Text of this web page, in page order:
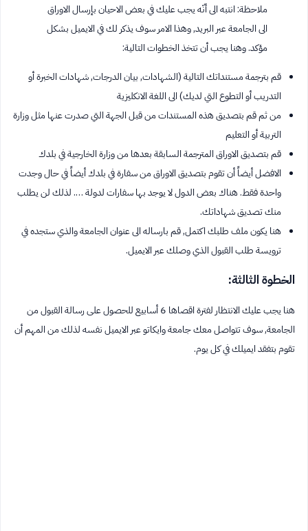
ملاحظة: انتبه الى أنّه يجب عليك في بعض الاحيان بإرسال الاوراق
الى الجامعة عبر البريد, وهذا الامر سوف يذكر لك في الايميل بشكل
مؤكد. وهنا يجب أن تتخذ الخطوات التالية:
قم بترجمة مستنداتك التالية (الشهادات, بيان الدرجات, شهادات الخبرة أو
التدريب أو التطوع التي لديك) الى اللغة الانكليزية
من ثم قم بتصديق هذه المستندات من قبل الجهة التي صدرت عنها مثل وزارة
التربية أو التعليم
قم بتصديق الاوراق المترجمة السابقة بعدها من وزارة الخارجية في بلدك
الافضل أيضاً أن تقوم بتصديق الاوراق من سفارة في بلدك أيضاً في حال وجدت
واحدة فقط. هناك بعض الدول لا يوجد بها سفارات لدولة …. لذلك لن يطلب
منك تصديق شهاداتك.
هنا يكون ملف طلبك اكتمل, قم بارساله الى عنوان الجامعة والذي ستجده في
ترويسة طلب القبول الذي وصلك عبر الايميل.
الخطوة الثالثة:
هنا يجب عليك الانتظار لفترة اقصاها 6 أسابيع للحصول على رسالة القبول من
الجامعة, سوف تتواصل معك جامعة وايكاتو عبر الايميل نفسه لذلك من المهم أن
تقوم بتفقد ايميلك في كل يوم.